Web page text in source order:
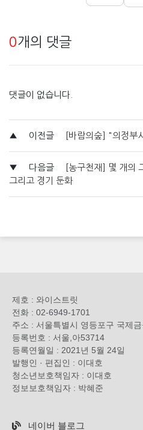
0개의 댓글
댓글이 없습니다.
▲ 이전글 [바람의숲] "의정부
▼ 다음글
[농구천재] 몇 개의
그리고 경기 둔화
제호 : 와이스트릿
전화 : 02-6949-1701
주소 : 서울특별시 영등포구 국제
등록번호 : 서울,아53714
등록연월일 : 2021년 5월 24일
발행인 · 편집인 : 이대호
청소년보호책임자 : 이대호
정보보호책임자 : 박혜준
네이버 블로그